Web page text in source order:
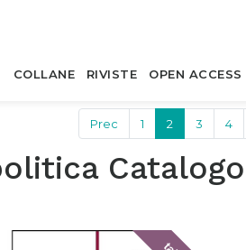
COLLANE RIVISTE OPEN ACCESS
Prec 1 2 3 4
Catalogo